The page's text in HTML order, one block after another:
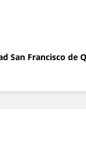
San Francisco de